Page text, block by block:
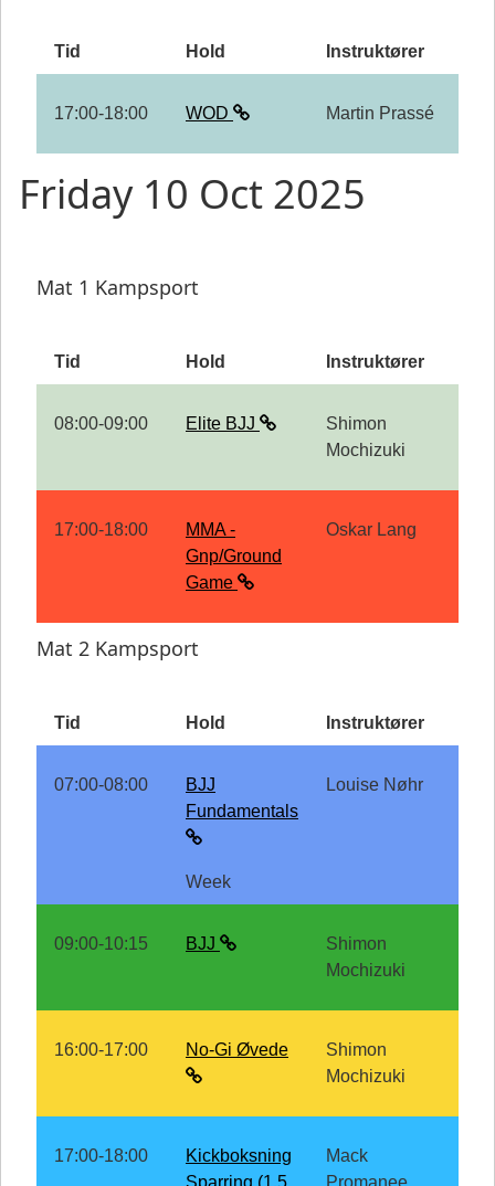
Tid Hold Instruktører
17:00-18:00 WOD Martin Prassé
Friday 10 Oct 2025
Mat 1 Kampsport
Tid Hold Instruktører
08:00-09:00 Elite BJJ
Shimon
Mochizuki
17:00-18:00
MMA -
Gnp/Ground
Game
Oskar Lang
Mat 2 Kampsport
Tid Hold Instruktører
07:00-08:00
BJJ
Fundamentals
Week
Louise Nøhr
09:00-10:15 BJJ
Shimon
Mochizuki
16:00-17:00 No-Gi Øvede
Shimon
Mochizuki
17:00-18:00
Kickboksning
Mack